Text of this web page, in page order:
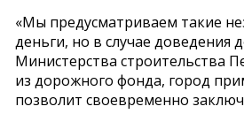
«Мы предусматриваем такие
деньги, но в случае доведения
Министерства строительства
из дорожного фонда, город
позволит своевременно